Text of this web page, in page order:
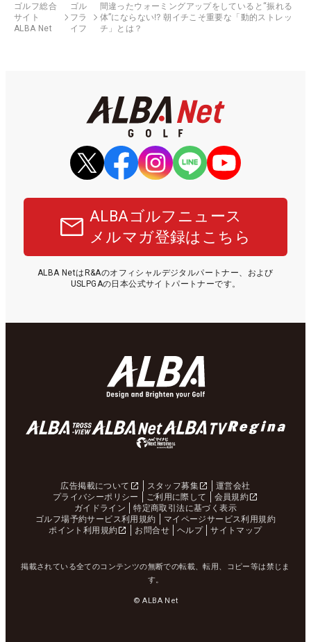
ゴルフ総合
サイト
ALBA Net
ゴル
フラ
イフ
間違ったウォーミングアップをしていると“振れる
体”にならない⁉ 朝イチこそ重要な「動的ストレッ
チ」とは？
ALBAゴルフニュース
メルマガ登録はこちら
ALBA NetはR&Aのオフィシャルデジタルパートナー、および
USLPGAの日本公式サイトパートナーです。
広告掲載について スタッフ募集
運営会社
プライバシーポリシー
ご利用に際して
会員規約
ガイドライン
特定商取引法に基づく表示
ゴルフ場予約サービス利用規約
マイページサービス利用規約
ポイント利用規約
お問合せ ヘルプ サイトマップ
掲載されている全てのコンテンツの無断での転載、転用、コピー等は禁じま
す。
© ALBA Net